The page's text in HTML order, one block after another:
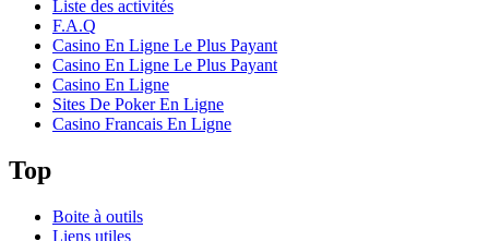
Liste des activités
F.A.Q
Casino En Ligne Le Plus Payant
Casino En Ligne Le Plus Payant
Casino En Ligne
Sites De Poker En Ligne
Casino Francais En Ligne
Top
Boite à outils
Liens utiles